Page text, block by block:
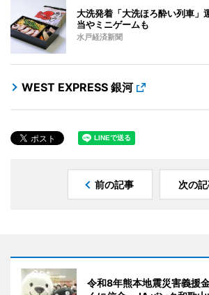
大洗発着「大洗ほろ酔い列車」
当やミニゲームも
水戸経済新聞
WEST EXPRESS 銀河
前の記事 次の
令和8年熊本地震災害義援